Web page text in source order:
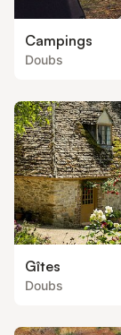
Campings
Doubs
Gîtes
Doubs